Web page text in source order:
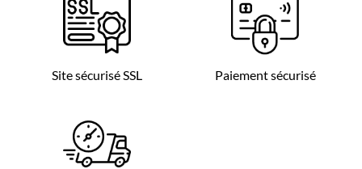
Site sécurisé SSL Paiement sécurisé